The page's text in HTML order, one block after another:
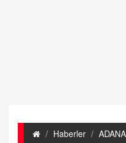
Haberler ADANA